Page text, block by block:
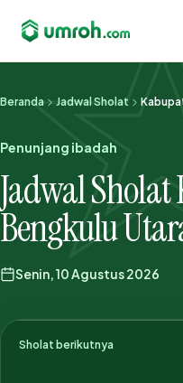
Beranda Jadwal Sholat
Penunjang ibadah
Jadwal
Bengkulu
Senin, 10 Agustus 2026
Sholat berikutnya